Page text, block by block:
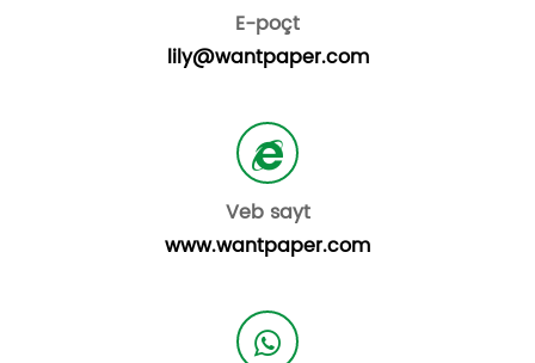
E-poçt
lily@wantpaper.com
Veb sayt
www.wantpaper.com